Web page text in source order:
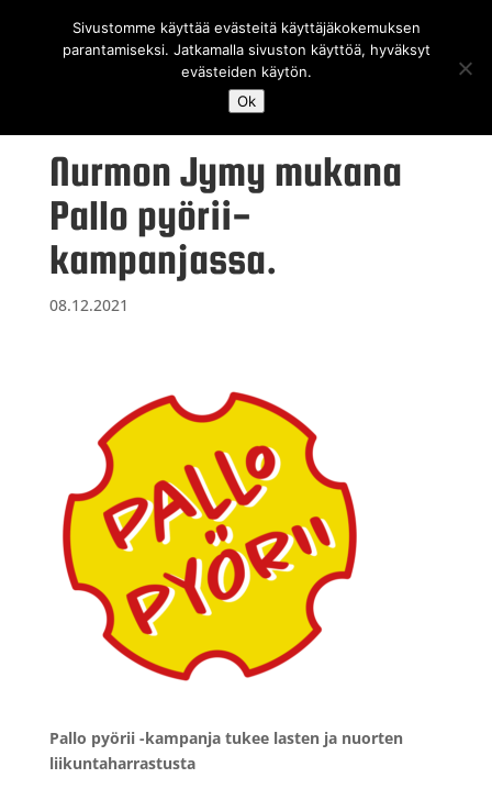
Nurmon Jymy mukana
Pallo pyörii-
kampanjassa.
08.12.2021
Pallo pyörii -kampanja tukee lasten ja nuorten
liikuntaharrastusta
Sivustomme käyttää evästeitä käyttäjäkokemuksen
parantamiseksi. Jatkamalla sivuston käyttöä, hyväksyt
evästeiden käytön.
Ok